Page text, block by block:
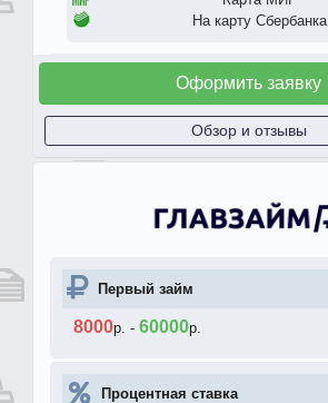
На карту Сбербанка
Оформить заявку
Обзор и отзывы
Первый займ
8000р. - 60000р.
Процентная ставка